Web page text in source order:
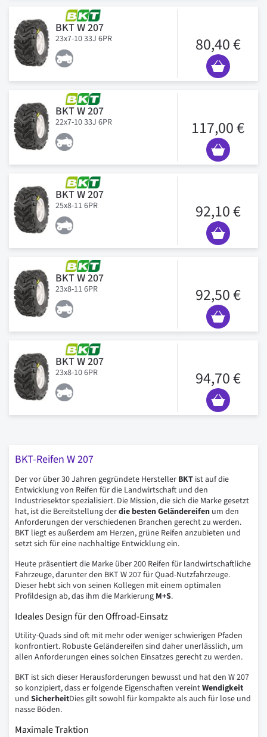
BKT W 207
23x7-10 33J 6PR 80,40 €
BKT W 207
22x7-10 33J 6PR 117,00 €
BKT W 207
25x8-11 6PR 92,10 €
BKT W 207
23x8-11 6PR 92,50 €
BKT W 207
23x8-10 6PR 94,70 €
BKT-Reifen W 207
Der vor über 30 Jahren gegründete Hersteller BKT ist auf die
Entwicklung von Reifen für die Landwirtschaft und den
Industriesektor spezialisiert. Die Mission, die sich die Marke gesetzt
hat, ist die Bereitstellung derdie besten Geländereifen um den
Anforderungen der verschiedenen Branchen gerecht zu werden.
BKT liegt es außerdem am Herzen, grüne Reifen anzubieten und
setzt sich für eine nachhaltige Entwicklung ein.
Heute präsentiert die Marke über 200 Reifen für landwirtschaftliche
Fahrzeuge, darunter den BKT W 207 für Quad-Nutzfahrzeuge.
Dieser hebt sich von seinen Kollegen mit einem optimalen
Profildesign ab, das ihm die Markierung M+S.
Ideales Design für den Offroad-Einsatz
Utility-Quads sind oft mit mehr oder weniger schwierigen Pfaden
konfrontiert. Robuste Geländereifen sind daher unerlässlich, um
allen Anforderungen eines solchen Einsatzes gerecht zu werden.
BKT ist sich dieser Herausforderungen bewusst und hat den W 207
so konzipiert, dass er folgende Eigenschaften vereintWendigkeit
und SicherheitDies gilt sowohl für kompakte als auch für lose und
nasse Böden.
Maximale Traktion